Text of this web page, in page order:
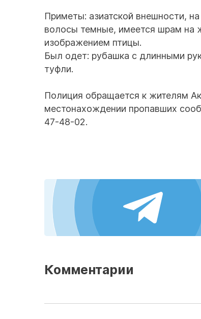
Приметы: азиатской внешности,
волосы темные, имеется шрам на
изображением птицы.
Был одет: рубашка с длинными
туфли.
Полиция обращается к жителям
местонахождении пропавших
47-48-02.
Комментарии